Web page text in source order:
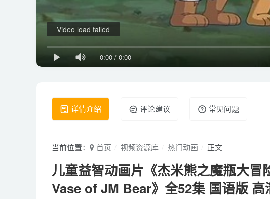
0:00 / 0:00
Video load failed
详情介绍 评论建议 常见问题
当前位置： 首页 视频资源库 热门动画 正文
儿童益智动画片《杰米熊之魔瓶大
Vase of JM Bear》全52集 国语版